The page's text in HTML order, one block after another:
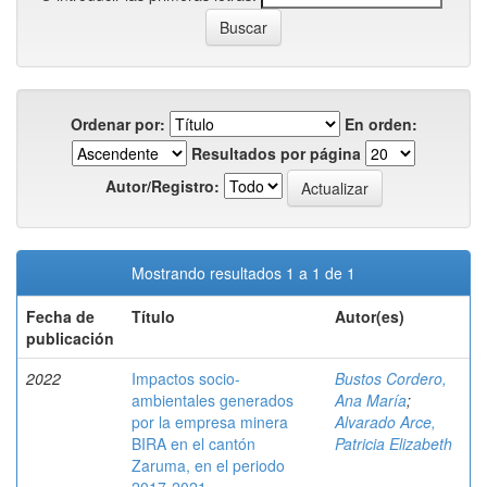
Ordenar por:
En orden:
Resultados por página
Autor/Registro:
Mostrando resultados 1 a 1 de 1
Fecha de
publicación
Título Autor(es)
2022
Impactos socio-
ambientales generados
por la empresa minera
BIRA en el cantón
Zaruma, en el periodo
Bustos Cordero,
Ana María;
Alvarado Arce,
Patricia Elizabeth